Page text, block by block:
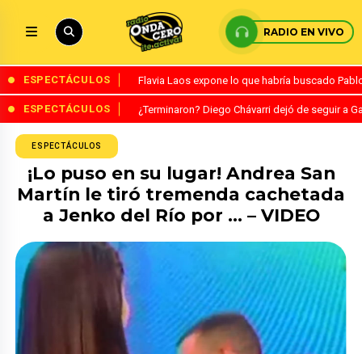
RADIO EN VIVO
ESPECTÁCULOS Flavia Laos expone lo que habría buscado
ESPECTÁCULOS ¿Terminaron? Diego Chávarri dejó de seguir a
ESPECTÁCULOS
¡Lo puso en su lugar! Andrea San
Martín le tiró tremenda cachetada
a Jenko del Río por … – VIDEO